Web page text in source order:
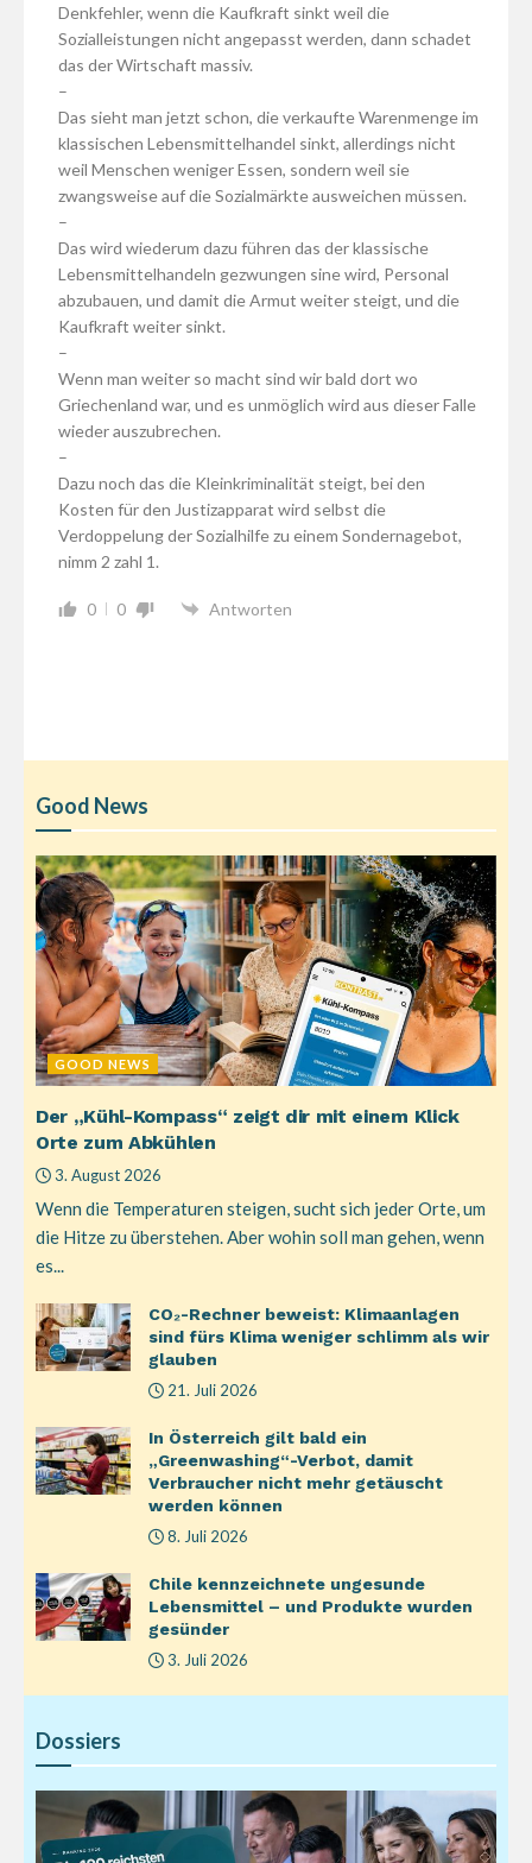
Denkfehler, wenn die Kaufkraft sinkt weil die
Sozialleistungen nicht angepasst werden, dann schadet
das der Wirtschaft massiv.
–
Das sieht man jetzt schon, die verkaufte Warenmenge im
klassischen Lebensmittelhandel sinkt, allerdings nicht
weil Menschen weniger Essen, sondern weil sie
zwangsweise auf die Sozialmärkte ausweichen müssen.
–
Das wird wiederum dazu führen das der klassische
Lebensmittelhandeln gezwungen sine wird, Personal
abzubauen, und damit die Armut weiter steigt, und die
Kaufkraft weiter sinkt.
–
Wenn man weiter so macht sind wir bald dort wo
Griechenland war, und es unmöglich wird aus dieser Falle
wieder auszubrechen.
–
Dazu noch das die Kleinkriminalität steigt, bei den
Kosten für den Justizapparat wird selbst die
Verdoppelung der Sozialhilfe zu einem Sondernagebot,
nimm 2 zahl 1.
0 0 Antworten
Good News
GOOD NEWS
Der „Kühl-Kompass“ zeigt dir mit einem Klick
Orte zum Abkühlen
3. August 2026
Wenn die Temperaturen steigen, sucht sich jeder Orte, um
die Hitze zu überstehen. Aber wohin soll man gehen, wenn
es...
CO₂-Rechner beweist: Klimaanlagen
sind fürs Klima weniger schlimm als wir
glauben
21. Juli 2026
In Österreich gilt bald ein
„Greenwashing“-Verbot, damit
Verbraucher nicht mehr getäuscht
werden können
8. Juli 2026
Chile kennzeichnete ungesunde
Lebensmittel – und Produkte wurden
gesünder
3. Juli 2026
Dossiers